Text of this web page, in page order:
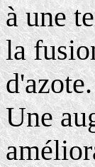
à une
la
d'azote.
Une